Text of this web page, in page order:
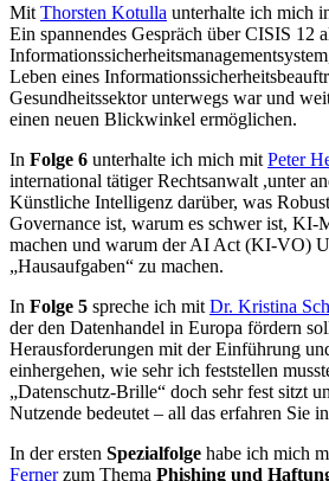
Mit Thorsten Kotulla unterhalte ich mich
Ein spannendes Gespräch über CISIS 12
Leben eines
Gesundheitssektor unterwegs war und
einen neuen Blickwinkel ermöglichen.
In Folge 6 unterhalte ich mich mit Peter
international tätiger Rechtsanwalt ,unter
Künstliche Intelligenz darüber, was
Governance ist, warum es schwer ist,
machen und warum der AI Act (KI-VO)
„Hausaufgaben“ zu machen.
In Folge 5 spreche ich mit Dr. Kristina
der den Datenhandel in Europa fördern
Herausforderungen mit der Einführung
einhergehen, wie sehr ich feststellen
„Datenschutz-Brille“ doch sehr fest sitzt
Nutzende bedeutet – all das erfahren Sie
In der ersten Spezialfolge habe ich mich
Fernerzum Thema Phishing und